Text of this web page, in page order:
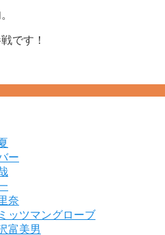
です！
ー
奈
ッツマングローブ
富美男